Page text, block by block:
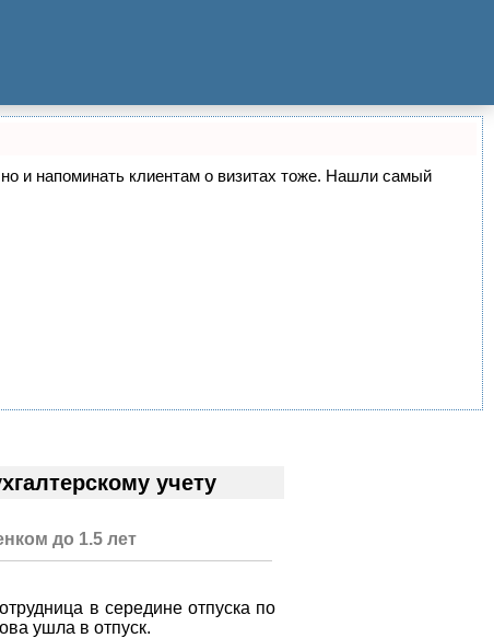
и напоминать клиентам о визитах тоже. Нашли самый
учету
до 1.5 лет
в середине отпуска по
ушла в отпуск.